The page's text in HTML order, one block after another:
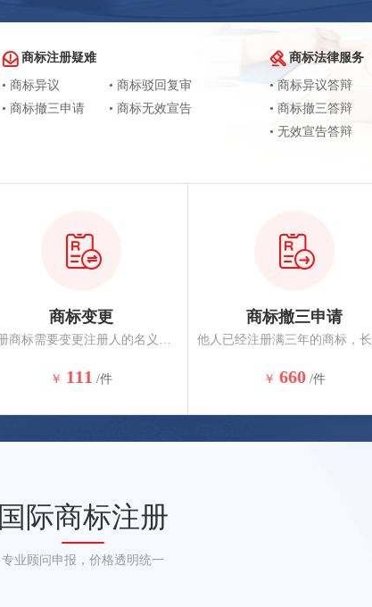
商标注册疑难
• 商标异议
• 商标撤三申请
• 商标驳回复审
• 商标无效宣告
商标法律服务
• 商标异议答辩
• 商标撤三答辩
• 无效宣告答辩
商标变更
注册商标需要变更注册人的名义、地址或者其他注册事项的，应当提出变更申请。变更商标注册人名义或地址的，商标注册人应将其全部注册商标一并变更，约3-5个月核准完成。
￥ 111 /件
商标撤三申请
￥ 660 /件
国际商标注册
专业顾问申报，价格透明统一